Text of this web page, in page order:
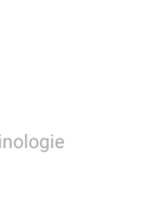
Hausfrauen,